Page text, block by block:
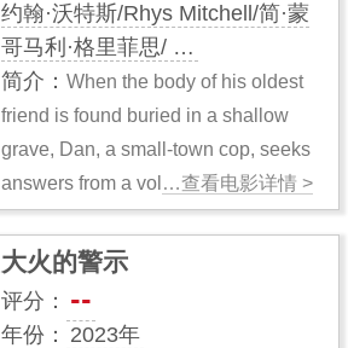
约翰·沃特斯/Rhys Mitchell/简·蒙
哥马利·格里菲思/ …
简介： When the body of his oldest
friend is found buried in a shallow
grave, Dan, a small-town cop, seeks
answers from a vol …查看电影详情 >
大火的警示
评分： --
年份： 2023年